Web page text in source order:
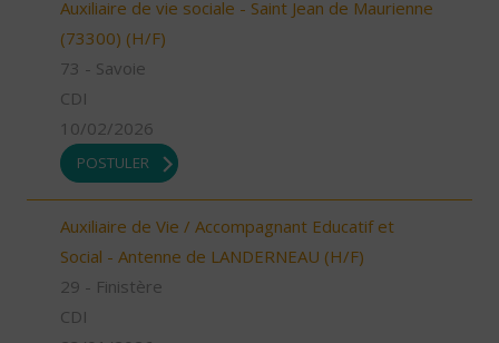
Auxiliaire de vie sociale - Saint Jean de Maurienne
(73300) (H/F)
73 - Savoie
CDI
10/02/2026
POSTULER
Auxiliaire de Vie / Accompagnant Educatif et
Social - Antenne de LANDERNEAU (H/F)
29 - Finistère
CDI